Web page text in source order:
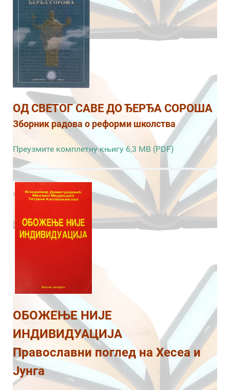
ОД СВЕТОГ САВЕ ДО ЂЕРЂА СОРОША
Зборник радова о реформи школства
Преузмите комплетну књигу 6,3 MB (PDF)
ОБОЖЕЊЕ НИЈЕ
ИНДИВИДУАЦИЈА
Православни поглед на Хесеа и
Јунга